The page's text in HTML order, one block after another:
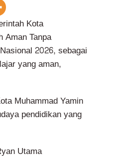
Kota
Tanpa
2026, sebagai
yang aman,
Muhammad Yamin
pendidikan yang
Utama